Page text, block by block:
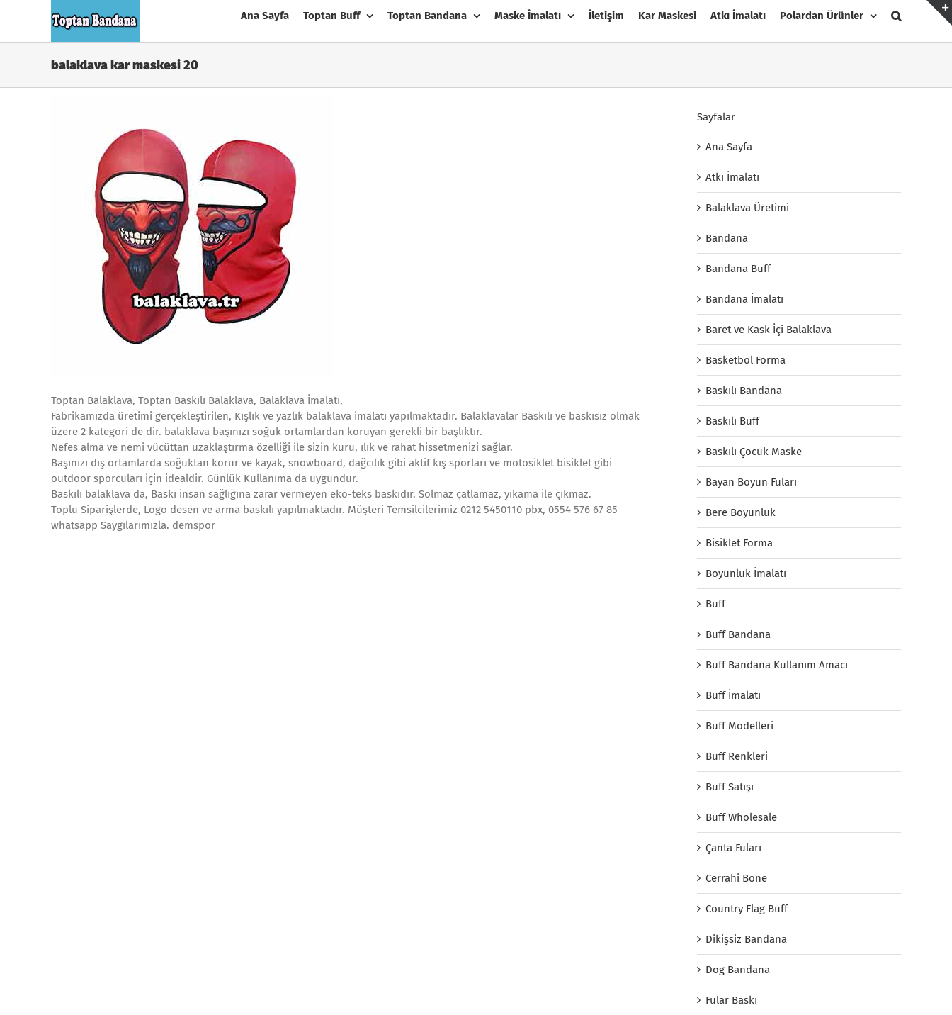
Ana Sayfa Toptan Buff Toptan Bandana Maske İmalatı İletişim Kar Maskesi Atkı İmalatı Polardan Ürünler
balaklava kar maskesi 20
Toptan Balaklava, Toptan Baskılı Balaklava, Balaklava İmalatı,
Fabrikamızda üretimi gerçekleştirilen, Kışlık ve yazlık balaklava imalatı yapılmaktadır. Balaklavalar Baskılı ve baskısız olmak
üzere 2 kategori de dir. balaklava başınızı soğuk ortamlardan koruyan gerekli bir başlıktır.
Nefes alma ve nemi vücüttan uzaklaştırma özelliği ile sizin kuru, ılık ve rahat hissetmenizi sağlar.
Başınızı dış ortamlarda soğuktan korur ve kayak, snowboard, dağcılık gibi aktif kış sporları ve motosiklet bisiklet gibi
outdoor sporcuları için idealdir. Günlük Kullanıma da uygundur.
Baskılı balaklava da, Baskı insan sağlığına zarar vermeyen eko-teks baskıdır. Solmaz çatlamaz, yıkama ile çıkmaz.
Toplu Siparişlerde, Logo desen ve arma baskılı yapılmaktadır. Müşteri Temsilcilerimiz 0212 5450110 pbx, 0554 576 67 85
whatsapp Saygılarımızla. demspor
Sayfalar
Ana Sayfa
Atkı İmalatı
Balaklava Üretimi
Bandana
Bandana Buff
Bandana İmalatı
Baret ve Kask İçi Balaklava
Basketbol Forma
Baskılı Bandana
Baskılı Buff
Baskılı Çocuk Maske
Bayan Boyun Fuları
Bere Boyunluk
Bisiklet Forma
Boyunluk İmalatı
Buff
Buff Bandana
Buff Bandana Kullanım Amacı
Buff İmalatı
Buff Modelleri
Buff Renkleri
Buff Satışı
Buff Wholesale
Çanta Fuları
Cerrahi Bone
Country Flag Buff
Dikişsiz Bandana
Dog Bandana
Fular Baskı